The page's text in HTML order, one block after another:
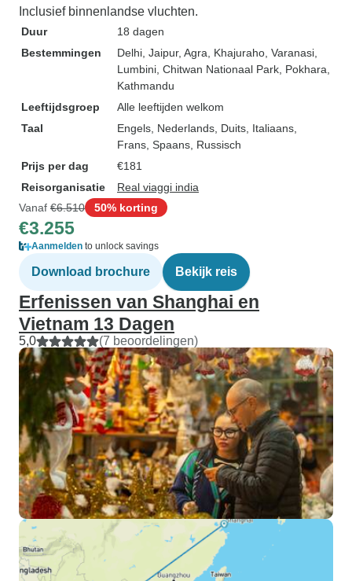
Inclusief binnenlandse vluchten.
Duur
18 dagen
Bestemmingen
Delhi , Jaipur, Agra , Khajuraho , Varanasi
Lumbini , Chitwan Nationaal Park , Pokhara
Kathmandu
Leeftijdsgroep
Alle leeftijden welkom
Taal
Engels, Nederlands, Duits, Italiaans,
Frans, Spaans, Russisch
Prijs per dag
€181
Reisorganisatie
Real viaggi india
Vanaf €6.510 50% korting
€3.255
Aanmelden to unlock savings
Download brochure Bekijk reis
Erfenissen van Shanghai en
Vietnam 13 Dagen
5,0 (7 beoordelingen)